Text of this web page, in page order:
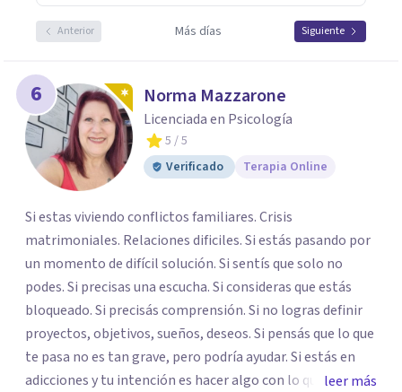
Anterior Más días Siguiente
6 Norma Mazzarone
Licenciada en Psicología
5 / 5
Verificado
Terapia Online
Si estas viviendo conflictos familiares. Crisis
matrimoniales. Relaciones dificiles. Si estás pasando por
un momento de difícil solución. Si sentís que solo no
podes. Si precisas una escucha. Si consideras que estás
bloqueado. Si precisás comprensión. Si no logras definir
proyectos, objetivos, sueños, deseos. Si pensás que lo que
te pasa no es tan grave, pero podría ayudar. Si estás en
adicciones y tu intención es hacer algo con lo que te está
leer más